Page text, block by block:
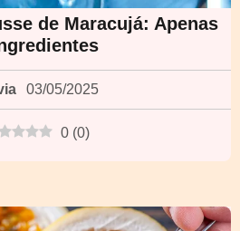
de Maracujá: Apenas
03/05/2025
0 (0)